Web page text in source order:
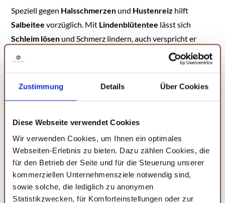
Zustimmung Details Über Cookies
Diese Webseite verwendet Cookies
Wir verwenden Cookies, um Ihnen ein optimales
Webseiten-Erlebnis zu bieten. Dazu zählen Cookies, die
für den Betrieb der Seite und für die Steuerung unserer
kommerziellen Unternehmensziele notwendig sind,
sowie solche, die lediglich zu anonymen
Statistikzwecken, für Komforteinstellungen oder zur
Speziell gegen Halsschmerzen und Hustenreiz hilft
Salbeiteevorzüglich. Mit Lindenblütentee lässt sich
Schleim lösen und Schmerz lindern, auch verspricht er
Hibiskusteehilft
demgegenüber dabei, den Blutdruck zu senken und beugt
somit Herz-Kreislauf-Erkrankungen vor. Darüber hinaus
fühlt, solltest du bevorzugt zuPfefferminz
Lavendel- undBaldrianwurzelteegreifen.
Für volle Wirkung auf die "richtige"
Zubereitung achten